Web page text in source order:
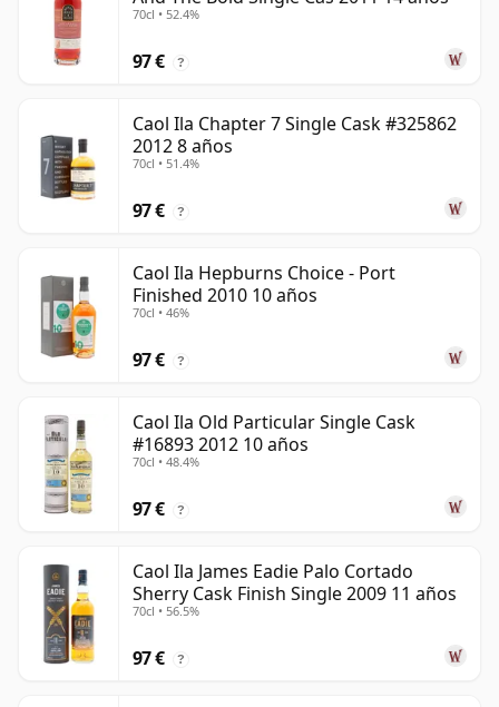
70cl • 52.4%
97 € ?
Caol Ila Chapter 7 Single Cask #325862
2012 8 años
70cl • 51.4%
97 € ?
Caol Ila Hepburns Choice - Port
Finished 2010 10 años
70cl • 46%
97 € ?
Caol Ila Old Particular Single Cask
#16893 2012 10 años
70cl • 48.4%
97 € ?
Caol Ila James Eadie Palo Cortado
Sherry Cask Finish Single 2009 11 años
70cl • 56.5%
97 € ?